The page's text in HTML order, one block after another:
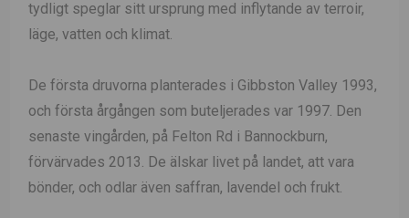
tydligt speglar sitt ursprung med inflytande av terroir,
läge, vatten och klimat.
De första druvorna planterades i Gibbston Valley 1993,
och första årgången som buteljerades var 1997. Den
senaste vingården, på Felton Rd i Bannockburn,
förvärvades 2013. De älskar livet på landet, att vara
bönder, och odlar även saffran, lavendel och frukt.